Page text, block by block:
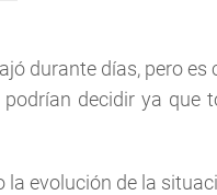
durante días, pero
decidir ya que
la evolución de la